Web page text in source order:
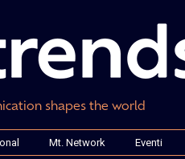
shapes the world
Mt. Network Eventi